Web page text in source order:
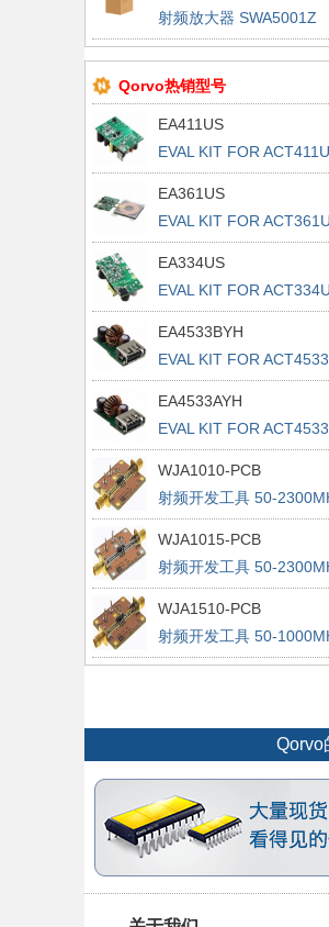
射频放大器 SWA5001Z
Qorvo热销型号
EA411US
EVAL KIT FOR
EA361US
EVAL KIT FOR
EA334US
EVAL KIT FOR
EA4533BYH
EVAL KIT FOR
EA4533AYH
EVAL KIT FOR
WJA1010-PCB
射频开发工具 50-
15dB Gain
WJA1015-PCB
射频开发工具 50-
15dB Gain
WJA1510-PCB
射频开发工具 50-
14dB Gain
Qorvo